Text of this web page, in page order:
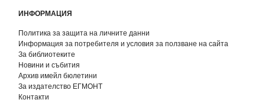
ИНФОРМАЦИЯ
Политика за защита на личните данни
Информация за потребителя и условия за ползване на сайта
За библиотеките
Новини и събития
Архив имейл бюлетини
За издателство ЕГМОНТ
Контакти